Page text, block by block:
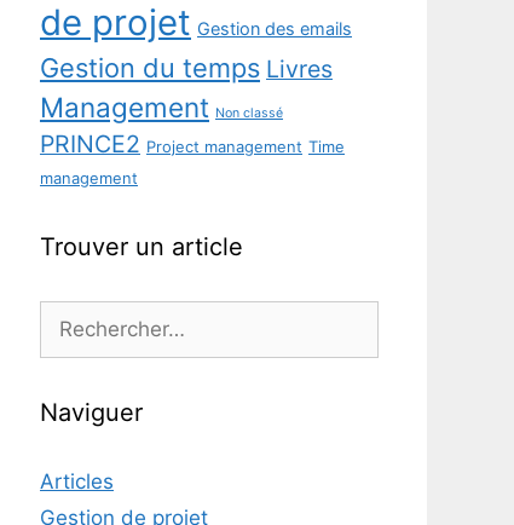
de projet Gestion des emails
Gestion du temps Livres
Management Non classé
PRINCE2 Project management Time
management
Trouver un article
Rechercher :
Naviguer
Articles
Gestion de projet